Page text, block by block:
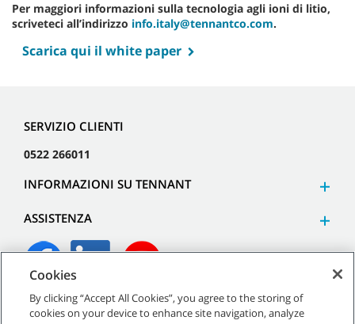
Per maggiori informazioni sulla tecnologia agli ioni di litio,
scriveteci all’indirizzo info.italy@tennantco.com.
Scarica qui il white paper
SERVIZIO CLIENTI
0522 266011
INFORMAZIONI SU TENNANT
ASSISTENZA
2026 Tennant Company. Tutti i diritti riservati.
Cookies
By clicking “Accept All Cookies”, you agree to the storing of
cookies on your device to enhance site navigation, analyze